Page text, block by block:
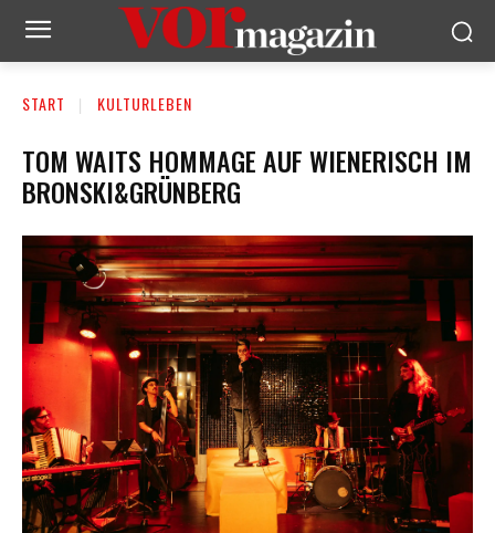
START KULTURLEBEN
TOM WAITS HOMMAGE AUF WIENERISCH IM
BRONSKI&GRÜNBERG